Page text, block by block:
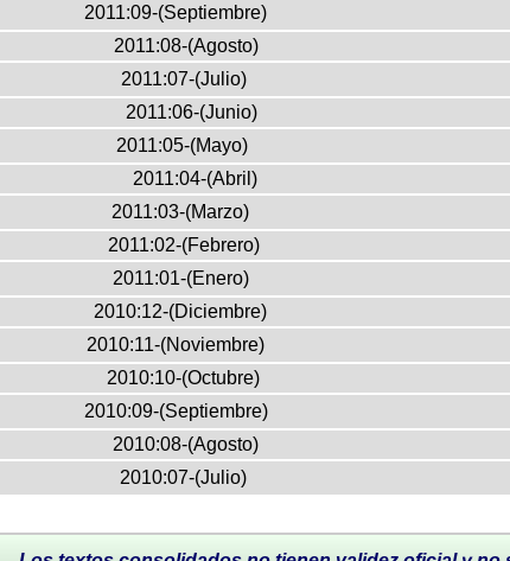
2011:09-(Septiembre)
2011:08-(Agosto)
2011:07-(Julio)
2011:06-(Junio)
2011:05-(Mayo)
2011:04-(Abril)
2011:03-(Marzo)
2011:02-(Febrero)
2011:01-(Enero)
2010:12-(Diciembre)
2010:11-(Noviembre)
2010:10-(Octubre)
2010:09-(Septiembre)
2010:08-(Agosto)
2010:07-(Julio)